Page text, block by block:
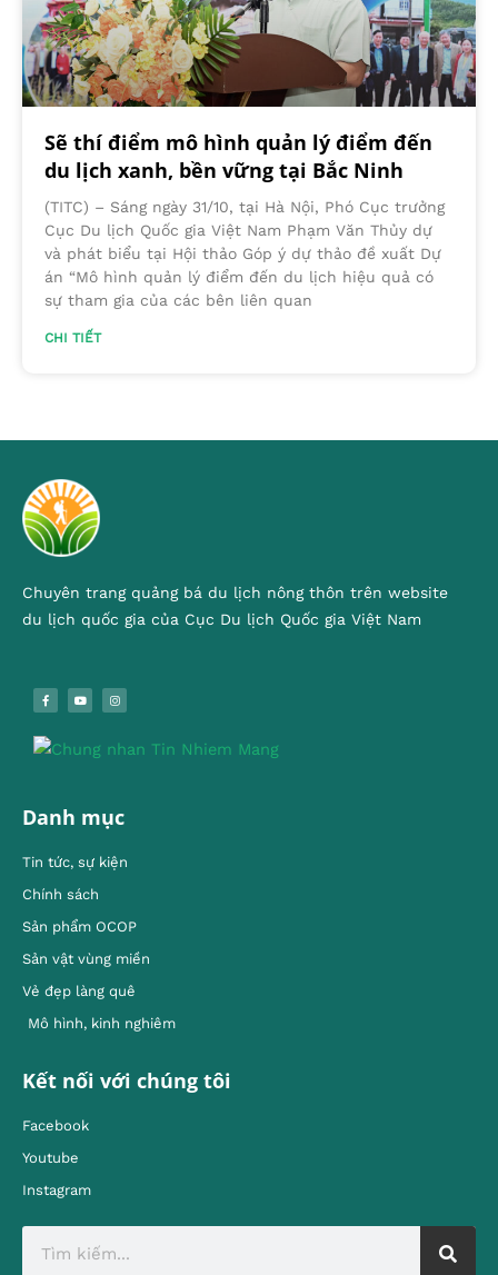
Sẽ thí điểm mô hình quản lý điểm đến
du lịch xanh, bền vững tại Bắc Ninh
(TITC) – Sáng ngày 31/10, tại Hà Nội, Phó Cục trưởng
Cục Du lịch Quốc gia Việt Nam Phạm Văn Thủy dự
và phát biểu tại Hội thảo Góp ý dự thảo đề xuất Dự
án “Mô hình quản lý điểm đến du lịch hiệu quả có
sự tham gia của các bên liên quan
CHI TIẾT
Chuyên trang quảng bá du lịch nông thôn trên website
du lịch quốc gia của Cục Du lịch Quốc gia Việt Nam
Danh mục
Tin tức, sự kiện
Chính sách
Sản phẩm OCOP
Sản vật vùng miền
Vẻ đẹp làng quê
Mô hình, kinh nghiêm
Kết nối với chúng tôi
Facebook
Youtube
Instagram